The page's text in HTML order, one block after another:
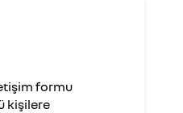
formu
kişilere